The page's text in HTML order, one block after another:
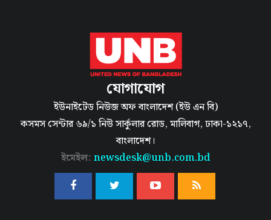
যোগাযোগ
ইউনাইটেড নিউজ অফ বাংলাদেশ (ইউ এন বি)
কসমস সেন্টার ৬৯/১ নিউ সার্কুলার রোড, মালিবাগ, ঢাকা-১২১৭,
বাংলাদেশ।
ইমেইল: newsdesk@unb.com.bd